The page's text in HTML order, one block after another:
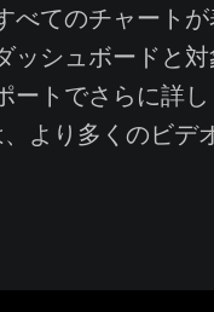
てのチャート
ッシュボードと
ートでさらに詳
より多くのビデ